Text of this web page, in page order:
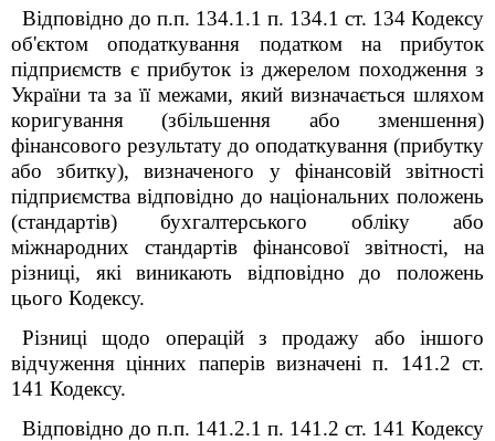
Відповідно до п.п. 134.1.1 п. 134.1 ст. 134 Кодексу
об'єктом оподаткування податком на прибуток
підприємств є прибуток із джерелом походження з
України та за її межами, який визначається шляхом
коригування (збільшення або зменшення)
фінансового результату до оподаткування (прибутку
або збитку), визначеного у фінансовій звітності
підприємства відповідно до національних положень
(стандартів) бухгалтерського обліку або
міжнародних стандартів фінансової звітності, на
різниці, які виникають відповідно до положень
цього Кодексу.
Різниці щодо операцій з продажу або іншого
відчуження цінних паперів визначені п. 141.2 ст.
141 Кодексу.
Відповідно до п.п. 141.2.1 п. 141.2 ст. 141 Кодексу